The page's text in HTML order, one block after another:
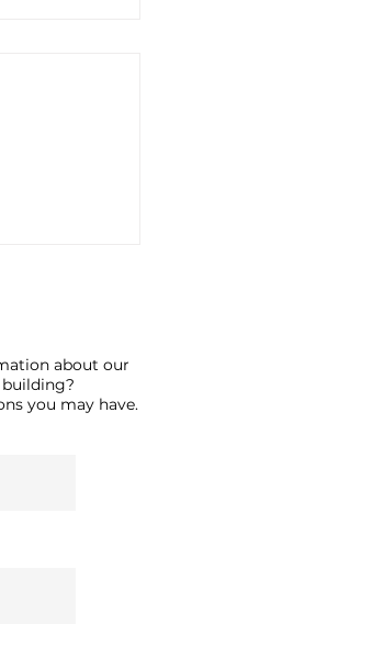
about our
you may have.